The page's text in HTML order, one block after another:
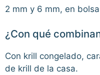
2 mm y 6 mm, en
¿Con qué
Con krill congelado,
de krill de la casa.